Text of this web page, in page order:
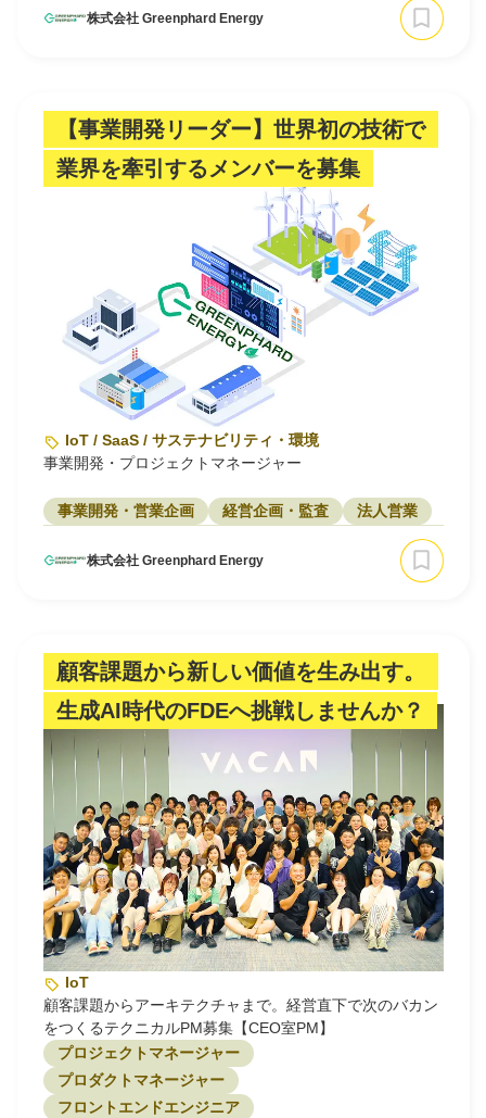
株式会社 Greenphard Energy
【事業開発リーダー】世界初の技術で
業界を牽引するメンバーを募集
IoT / SaaS / サステナビリティ・環境
事業開発・プロジェクトマネージャー
事業開発・営業企画 経営企画・監査 法人営業
株式会社 Greenphard Energy
顧客課題から新しい価値を生み出す。
生成AI時代のFDEへ挑戦しませんか？
IoT
顧客課題からアーキテクチャまで。経営直下で次のバカン
をつくるテクニカルPM募集【CEO室PM】
プロジェクトマネージャー
プロダクトマネージャー
フロントエンドエンジニア